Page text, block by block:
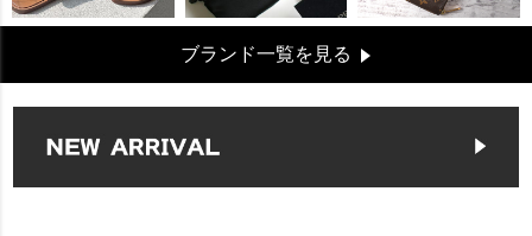
ブランド一覧を見る